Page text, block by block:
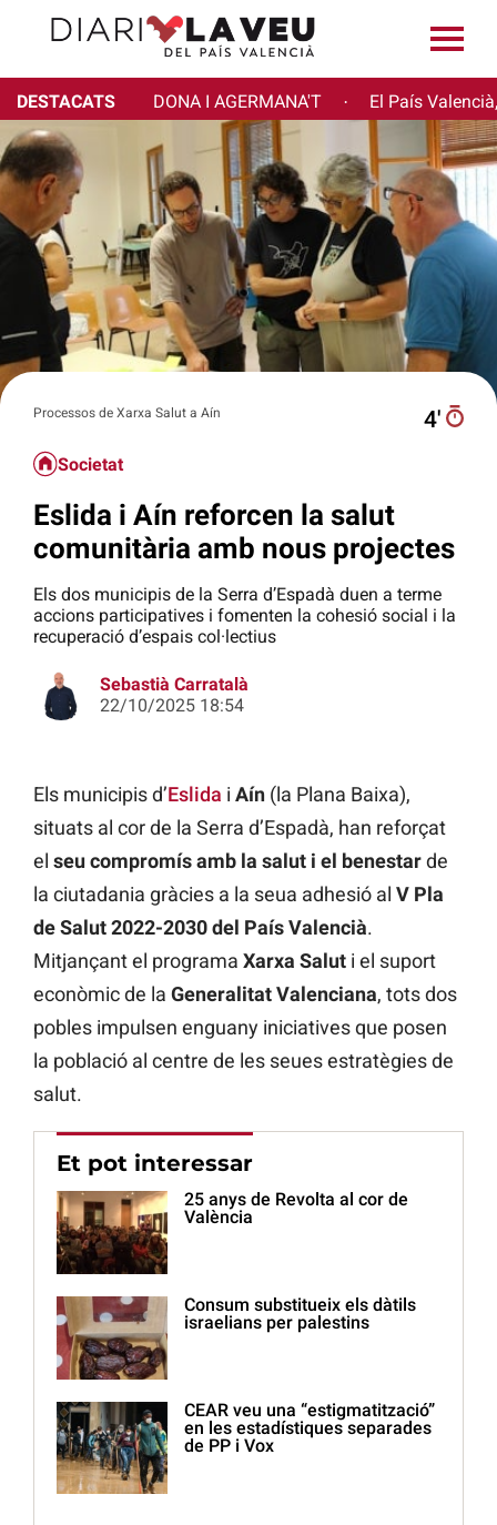
DESTACATS DONA I AGERMANA'T · El País
Processos de Xarxa Salut a Aín 4′
Societat
Eslida i Aín reforcen la salut
comunitària amb nous projectes
Els dos municipis de la Serra d’Espadà duen a terme
accions participatives i fomenten la cohesió social i la
recuperació d’espais col·lectius
Sebastià Carratalà
22/10/2025 18:54
Els municipis d’Eslida i Aín (la Plana Baixa),
situats al cor de la Serra d’Espadà, han reforçat
el seu compromís amb la salut i el benestarde
la ciutadania gràcies a la seua adhesió al V Pla
de Salut 2022-2030 del País Valencià.
Mitjançant el programa Xarxa Salut i el suport
econòmic de la Generalitat Valenciana, tots dos
pobles impulsen enguany iniciatives que posen
la població al centre de les seues estratègies de
salut.
Et pot interessar
25 anys de Revolta al cor de
València
Consum substitueix els dàtils
israelians per palestins
CEAR veu una “estigmatització”
en les estadístiques separades
de PP i Vox